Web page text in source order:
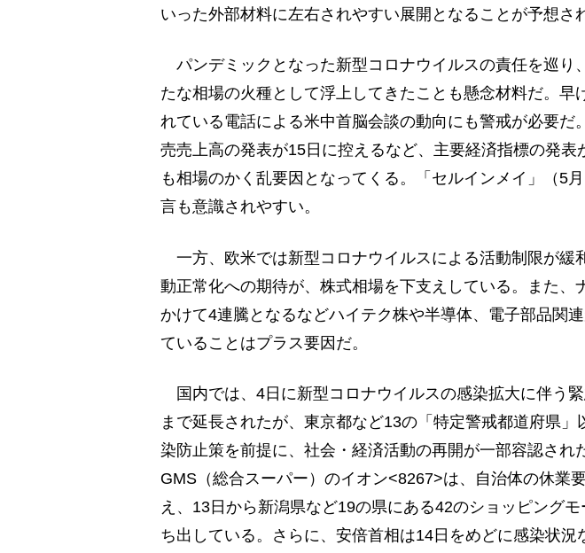
いった外部材料に左右されやすい展開となることが予想さ
パンデミックとなった新型コロナウイルスの責任を巡り
たな相場の火種として浮上してきたことも懸念材料だ。早
れている電話による米中首脳会談の動向にも警戒が必要だ
売売上高の発表が15日に控えるなど、主要経済指標の発表
も相場のかく乱要因となってくる。「セルインメイ」（5
言も意識されやすい。
一方、欧米では新型コロナウイルスによる活動制限が緩
動正常化への期待が、株式相場を下支えしている。また、
かけて4連騰となるなどハイテク株や半導体、電子部品関
ていることはプラス要因だ。
国内では、4日に新型コロナウイルスの感染拡大に伴う
まで延長されたが、東京都など13の「特定警戒都道府県」
染防止策を前提に、社会・経済活動の再開が一部容認され
GMS（総合スーパー）のイオン<8267>は、自治体の休業
え、13日から新潟県など19の県にある42のショッピング
ち出している。さらに、安倍首相は14日をめどに感染状況